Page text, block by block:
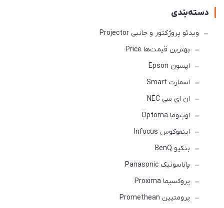
دسته‌بندی
ویدئو پروژکتور و جانبی Projector
بهترین قیمت‌ها Price
اپسون Epson
اسمارت Smart
ان ای سی NEC
اوپتوما Optoma
اینفوکوس Infocus
بنکیو BenQ
پاناسونیک Panasonic
پروکسیما Proxima
پرومتیین Promethean